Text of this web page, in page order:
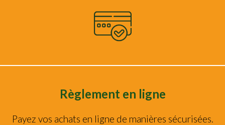
Règlement en ligne
Payez vos achats en ligne de manières sécurisées.